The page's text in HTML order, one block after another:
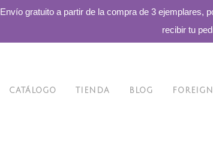
Envío gratuito a partir de la compra de 3 ejemplares,
recibir tu
CATÁLOGO TIENDA BLOG